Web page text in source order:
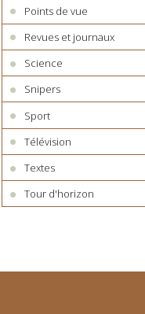
Points de vue
Revues et journaux
Science
Snipers
Sport
Télévision
Textes
Tour d'horizon